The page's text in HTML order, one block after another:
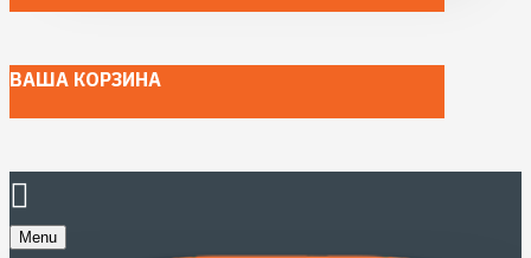
ВАША КОРЗИНА
Menu